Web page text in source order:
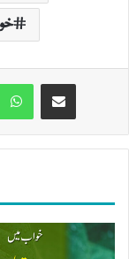
WhatsAppShare via Email